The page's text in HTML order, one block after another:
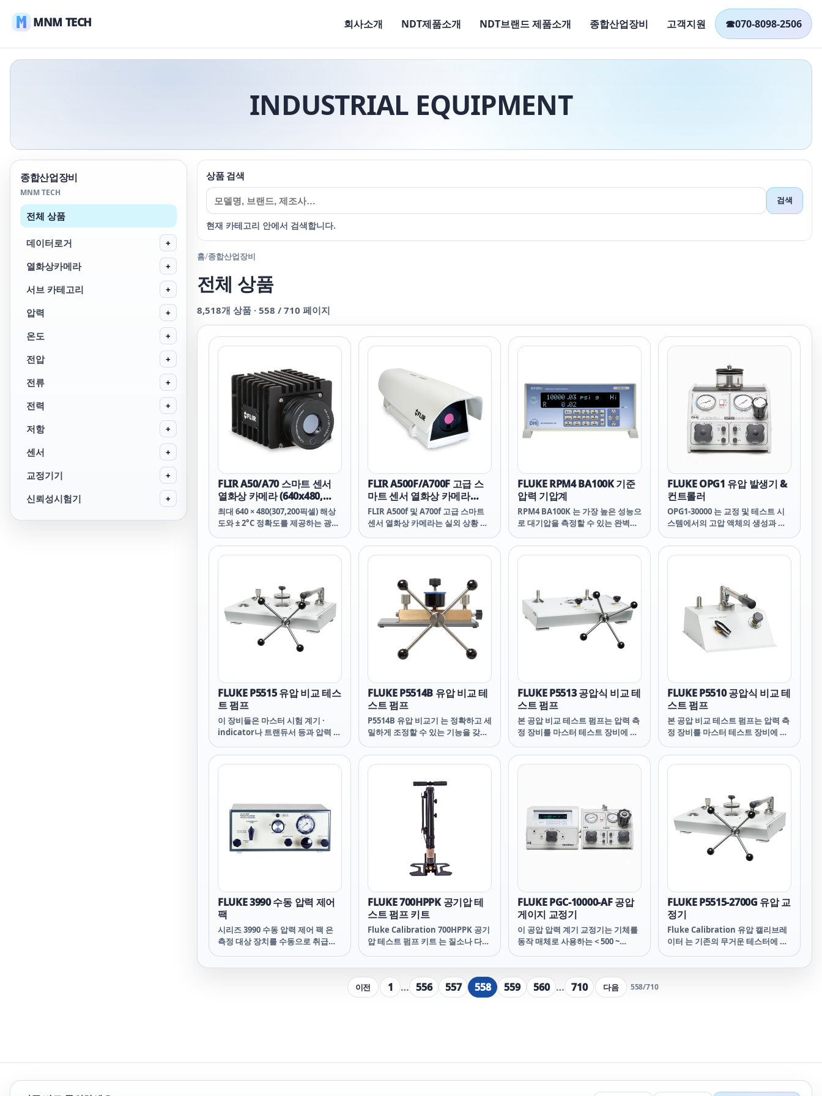
MNM TECH 회사소개 NDT제품소개 NDT브랜드 제품소개 종합산업장비 고객지원 ☎070-8098-2506
INDUSTRIAL EQUIPMENT
종합산업장비
MNM TECH
전체 상품
데이터로거 +
열화상카메라 +
서브 카테고리 +
압력 +
온도 +
전압 +
전류 +
전력 +
저항 +
센서 +
교정기기 +
신뢰성시험기 +
상품 검색
검색
현재 카테고리 안에서 검색합니다.
홈/종합산업장비
전체 상품
8,518개 상품 · 558 / 710 페이지
FLIR A50/A70 스마트 센서
열화상 카메라 (640x480,
-20~1000℃)
최대 640 × 480(307,200픽셀) 해상
도와 ± 2°C 정확도를 제공하는 광역
게 액세스합니다.
FLIR A500F/A700F 고급 스
마트 센서 열화상 카메라
(640x480, -20~2000℃)
FLIR A500f 및 A700f 고급 스마트
센서 열화상 카메라는 실외 상황 모
를 위한 내장형 카메라 분석 및 경보
기능을 원하는 사용자에게 이상적
산을 보호하고, 안전을 개선하며, 가
동 시간을 극대화하고, 유지보수 비
용을 최소화하는 데 도움이 됩니다.
열악한 환경 조건을 견디도록 설계
된 보호 하우징을 특징으로 하는
FLIR A500f/A700f 카메라는 새로운
또는 기존 네트워크에 간편하게 포
함할 수 있도록 최고의 열화상과 에
(IIoT)을 결합합니다. VMS 통합의
경우 열 스트림과 가시 스트림을 독
립적으로 또는 동시에 볼 수 있습니
다. 이 카메라는 HMI/SCADA 시스
템에서 쉽게 추가, 설정 및 작동할
업체에 유리한 조건을 제공합니다.
FLUKE RPM4 BA100K 기준
압력 기압계
RPM4 BA100K 는 가장 높은 성능으
로 대기압을 측정할 수 있는 완벽한
입니다. 이것의 뛰어난 압력 측정 사
양은 DHI의 배타적 수정 기준 압력
FLUKE OPG1 유압 발생기 &
컨트롤러
OPG1-30000 는 교정 및 테스트 시
스템에서의 고압 액체의 생성과 조
운전의 단순성과 신뢰도 · 자동 기능
의 편의성간의 적절한 균형을 이룬
FLUKE P5515 유압 비교 테스
트 펌프
이 장비들은 마스터 시험 계기 ·
indicator나 트랜듀서 등과 압력 측
다. 유압식 테스트 펌프들은
20,000,000 psi(1400 bar)에 이르는
용할 수 있는 5515 은 본사 대표적인
Deadweight 테스터의 여러 가지
기능들을 갖추고 있습니다.
FLUKE P5514B 유압 비교 테
스트 펌프
P5514B 유압 비교기 는 정확하고 세
밀하게 조정할 수 있는 기능을 갖춘
를 위한 간단하고 강력하고 경제적
인 압력 비교 테스트 펌프입니다. 중
요 지점의 교정이 가능한 새로운 버
니어를 사용하여 10,000 psi(70
MPa)의 압력을 생성합니다.
FLUKE P5513 공압식 비교 테
스트 펌프
본 공압 비교 테스트 펌프는 압력 측
정 장비를 마스터 테스트 장비에 비
다. 이 저렴한 장비는 중요한 교정
조건에 대한 미세한 조정이 가능하
한 기능을 갖고 있습니다.
FLUKE P5510 공압식 비교 테
스트 펌프
본 공압 비교 테스트 펌프는 압력 측
정 장비를 마스터 테스트 장비에 비
다. 이 저렴한 장비는 중요한 교정
조건에 대한 미세한 조정이 가능하
한 기능을 갖고 있습니다.
FLUKE 3990 수동 압력 제어
팩
시리즈 3990 수동 압력 제어 팩 은
측정 대상 장치를 수동으로 취급할
FLUKE 700HPPK 공기압 테
스트 펌프 키트
Fluke Calibration 700HPPK 공기
압 테스트 펌프 키트 는 질소나 다른
고 조정할 수 있습니다. 700HPPK
는 트랜스미터 · 제어장치 · 연구 · 디
지털 및 아날로그 게이지 외 여러 시
FLUKE PGC-10000-AF 공압
게이지 교정기
이 공압 압력 계기 교정기는 기체를
동작 매체로 사용하는 < 500 ~
indicator의 시험과 교정을 최적화
하여 줍니다.
FLUKE P5515-2700G 유압 교
정기
Fluke Calibration 유압 캘리브레
이터 는 기존의 무거운 테스터에 비
이전 1 … 556 557 558 559 560 … 710 다음 558/710